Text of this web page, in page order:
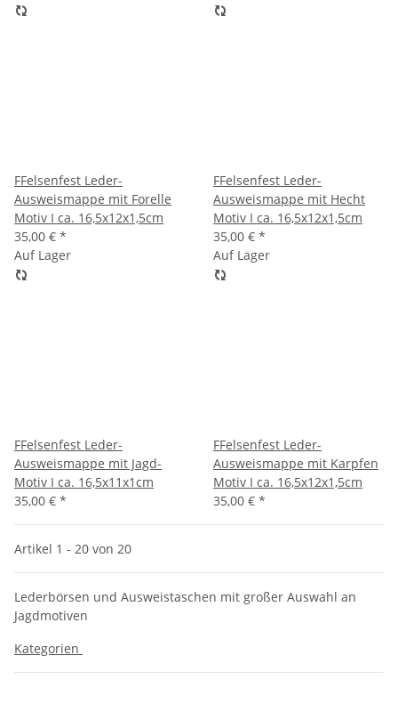
FFelsenfest Leder-
Ausweismappe mit Forelle
Motiv I ca. 16,5x12x1,5cm
35,00 € *
FFelsenfest Leder-
Ausweismappe mit Hecht
Motiv I ca. 16,5x12x1,5cm
35,00 € *
Auf Lager
FFelsenfest Leder-
Ausweismappe mit Jagd-
Motiv I ca. 16,5x11x1cm
35,00 € *
Auf Lager
FFelsenfest Leder-
Ausweismappe mit Karpfen
Motiv I ca. 16,5x12x1,5cm
35,00 € *
Artikel 1 - 20 von 20
Lederbörsen und Ausweistaschen mit großer Auswahl an
Jagdmotiven
Kategorien